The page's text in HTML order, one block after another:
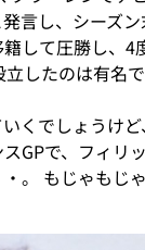
言し、シーズ
して圧勝し、4
したのは有名で
くでしょうけ
GPで、フィリ
。 もじゃもじ